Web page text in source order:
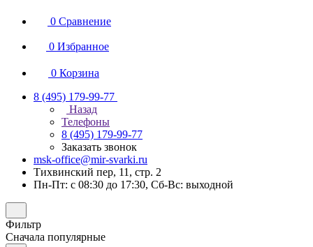
0 Сравнение
0 Избранное
0 Корзина
8 (495) 179-99-77
Назад
Телефоны
8 (495) 179-99-77
Заказать звонок
msk-office@mir-svarki.ru
Тихвинский пер, 11, стр. 2
Пн-Пт: с 08:30 до 17:30, Сб-Вс: выходной
Фильтр
Сначала популярные